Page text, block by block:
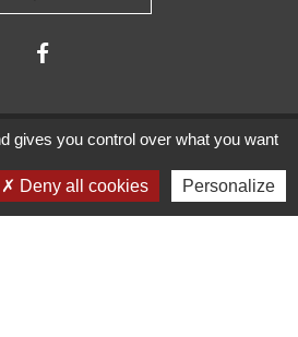
gives you control over what you want
Deny all cookies Personalize